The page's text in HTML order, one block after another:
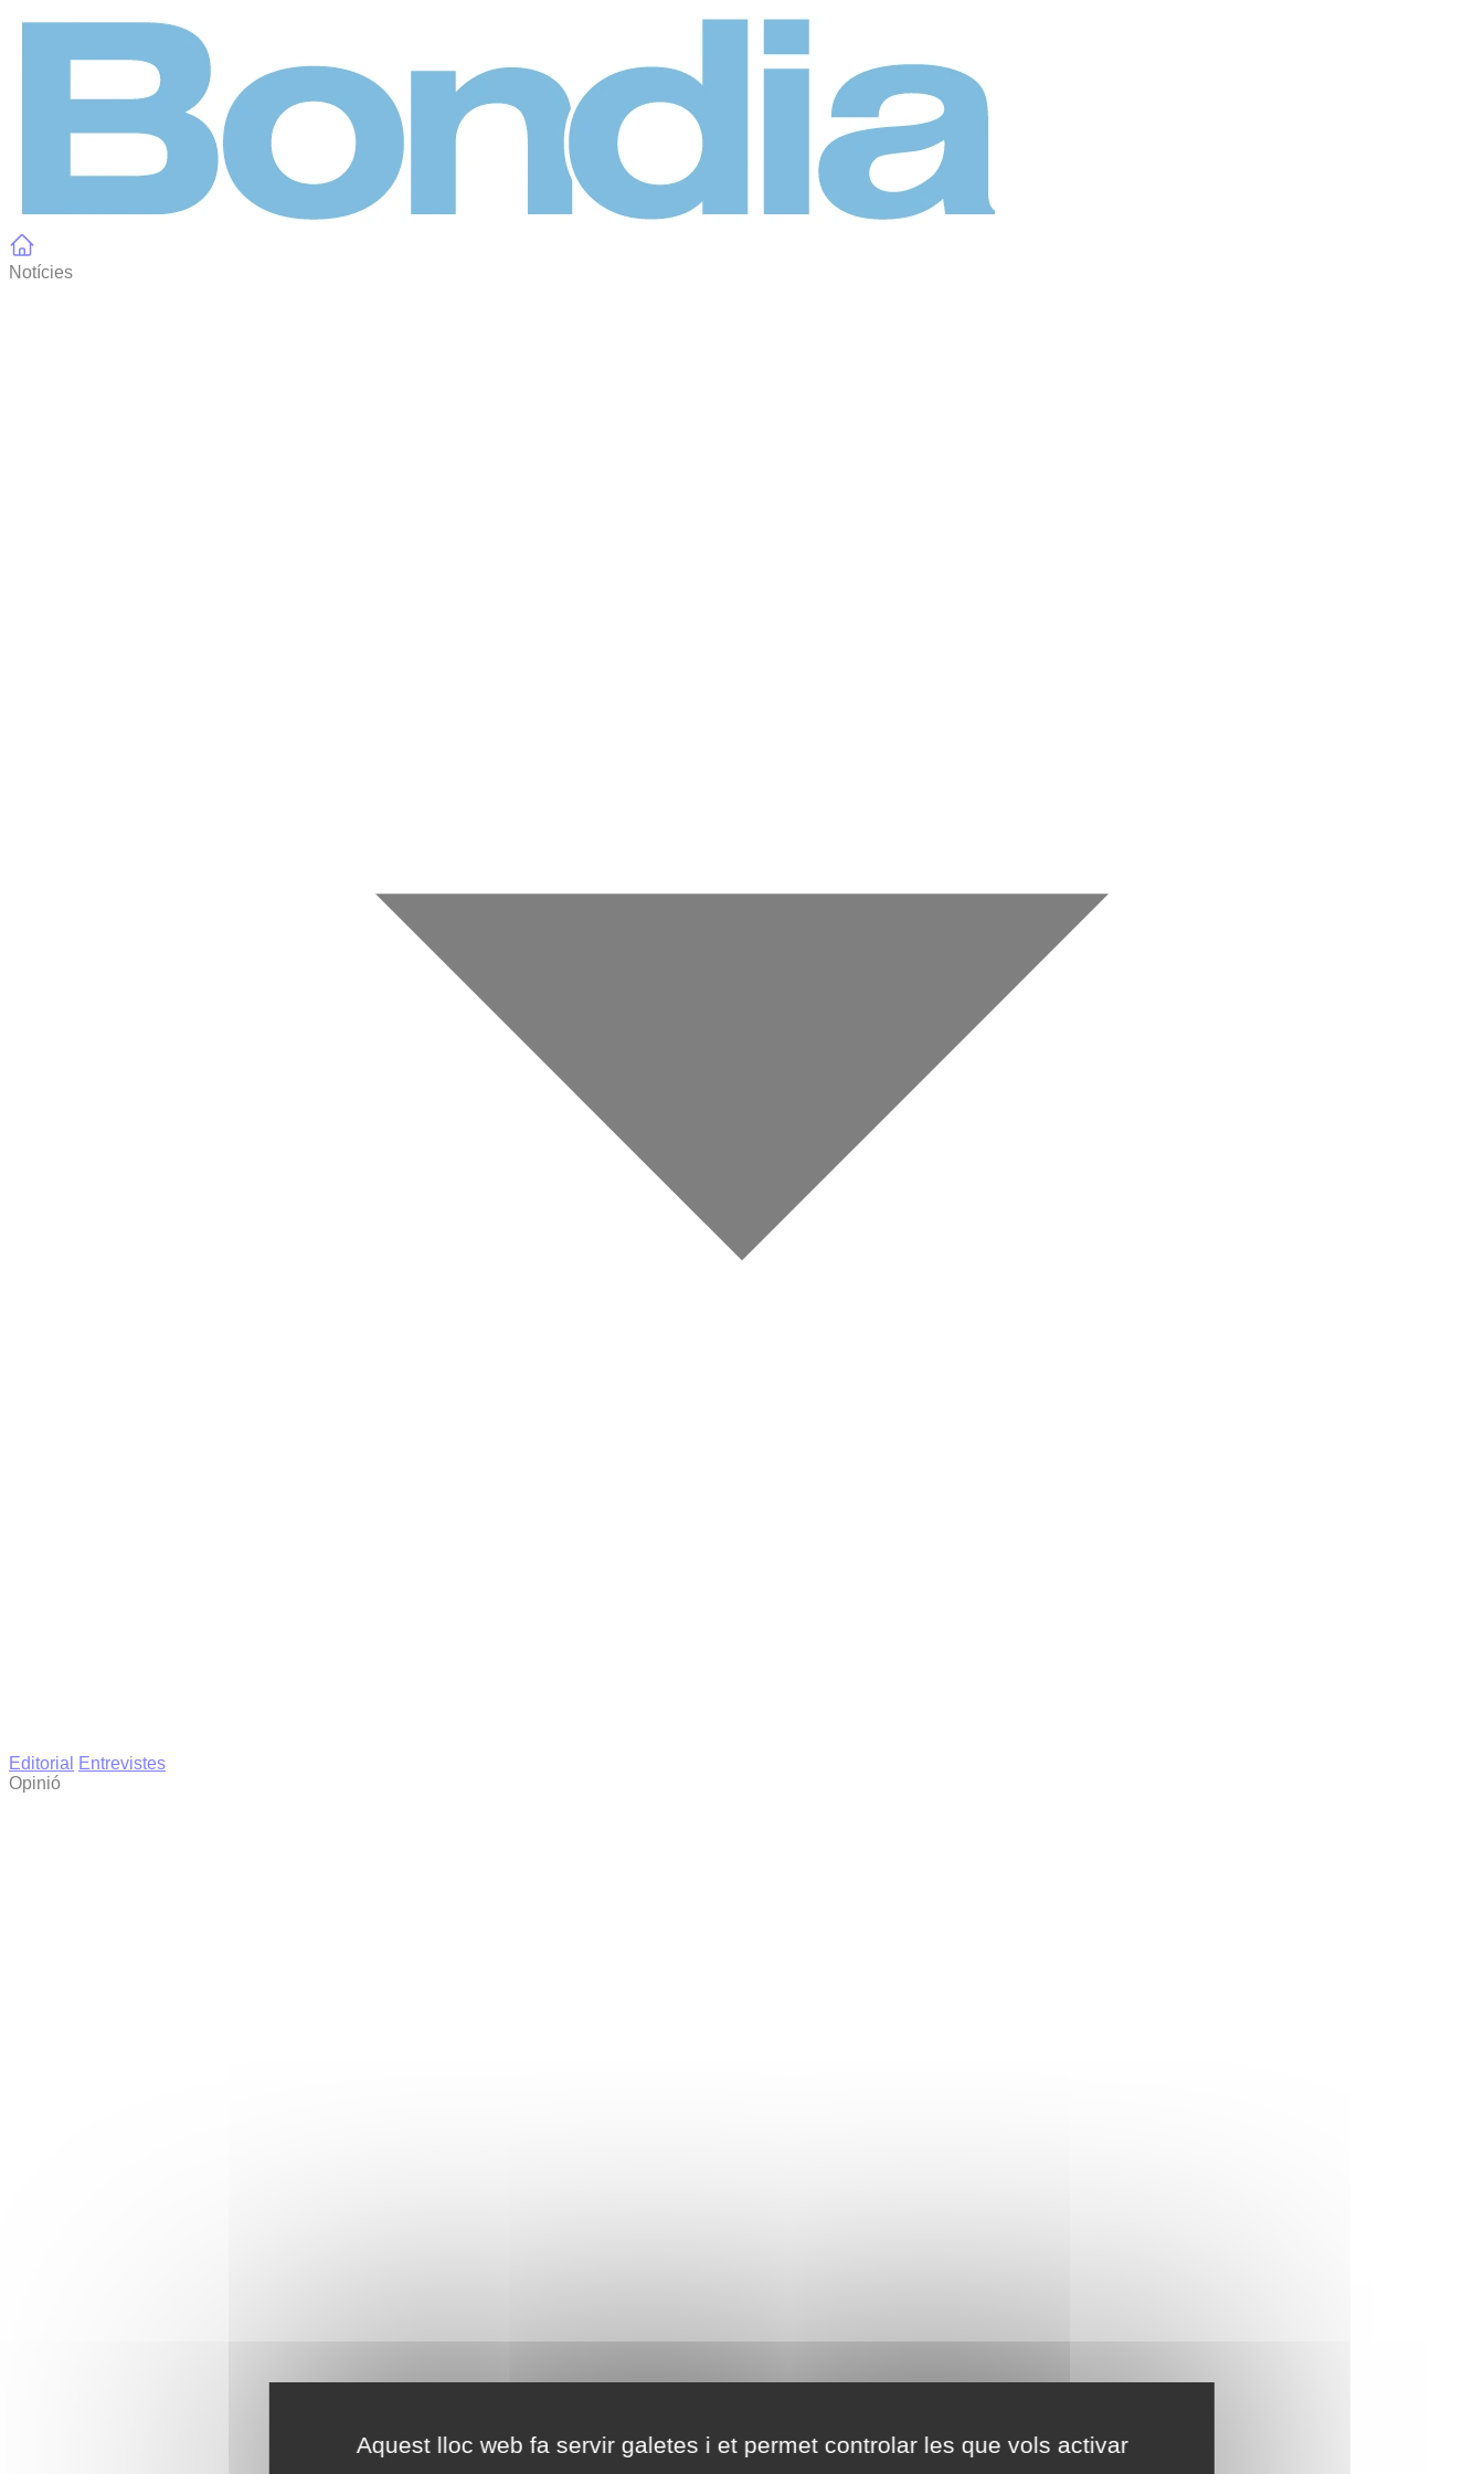
Aquest lloc web fa servir galetes i et permet controlar les que vols activar
Notícies
Editorial
Entrevistes
Opinió